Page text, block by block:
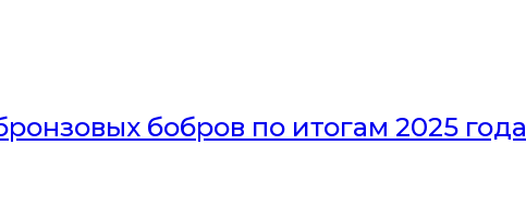
бобров по итогам 2025 года